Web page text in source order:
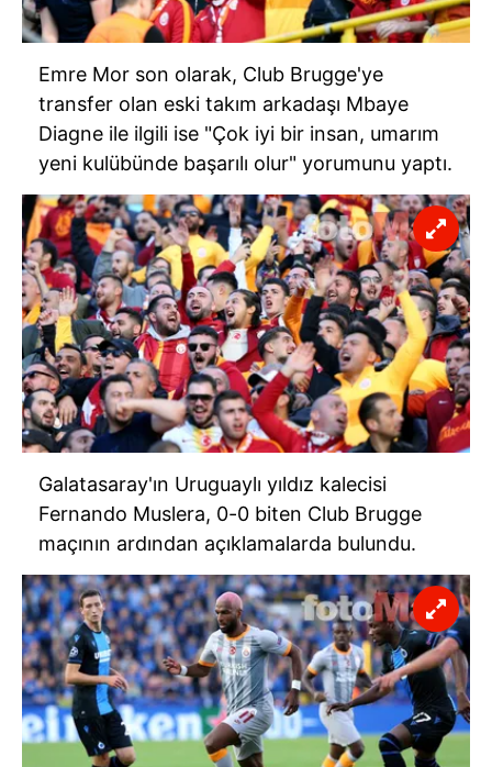
Emre Mor son olarak, Club Brugge'ye
transfer olan eski takım arkadaşı Mbaye
Diagne ile ilgili ise "Çok iyi bir insan, umarım
yeni kulübünde başarılı olur" yorumunu yaptı.
Galatasaray'ın Uruguaylı yıldız kalecisi
Fernando Muslera, 0-0 biten Club Brugge
maçının ardından açıklamalarda bulundu.